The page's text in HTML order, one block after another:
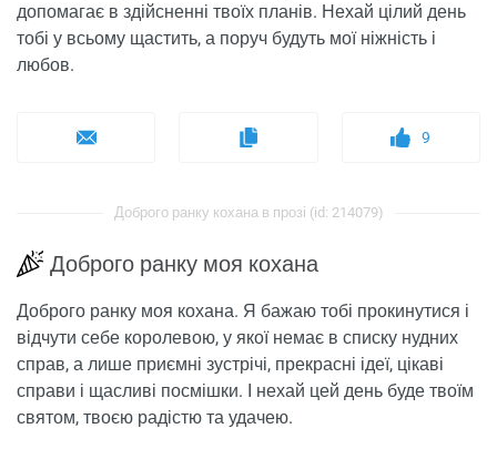
допомагає в здійсненні твоїх планів. Нехай цілий день
тобі у всьому щастить, а поруч будуть мої ніжність і
любов.
9
Доброго ранку кохана в прозі (id: 214079)
Доброго ранку моя кохана
Доброго ранку моя кохана. Я бажаю тобі прокинутися і
відчути себе королевою, у якої немає в списку нудних
справ, а лише приємні зустрічі, прекрасні ідеї, цікаві
справи і щасливі посмішки. І нехай цей день буде твоїм
святом, твоєю радістю та удачею.